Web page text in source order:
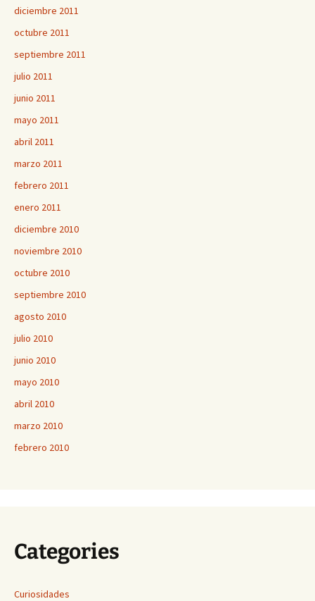
diciembre 2011
octubre 2011
septiembre 2011
julio 2011
junio 2011
mayo 2011
abril 2011
marzo 2011
febrero 2011
enero 2011
diciembre 2010
noviembre 2010
octubre 2010
septiembre 2010
agosto 2010
julio 2010
junio 2010
mayo 2010
abril 2010
marzo 2010
febrero 2010
Categories
Curiosidades